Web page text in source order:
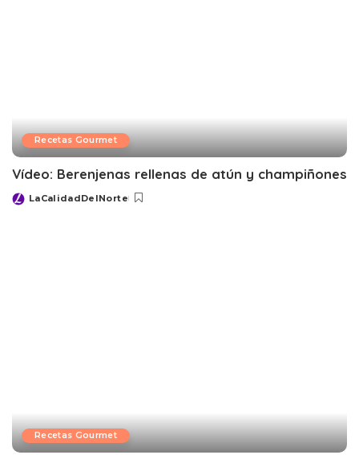
Recetas Gourmet
Vídeo: Berenjenas rellenas de atún y champiñones
Posted
LaCalidadDelNorte
Recetas Gourmet